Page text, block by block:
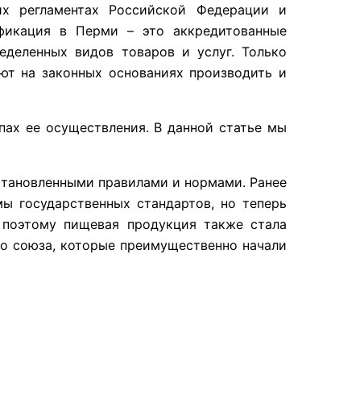
регламентах Российской Федерации и
в Перми – это аккредитованные
видов товаров и услуг. Только
на законных основаниях производить и
ее осуществления. В данной статье мы
правилами и нормами. Ранее
государственных стандартов, но теперь
пищевая продукция также стала
союза, которые преимущественно начали